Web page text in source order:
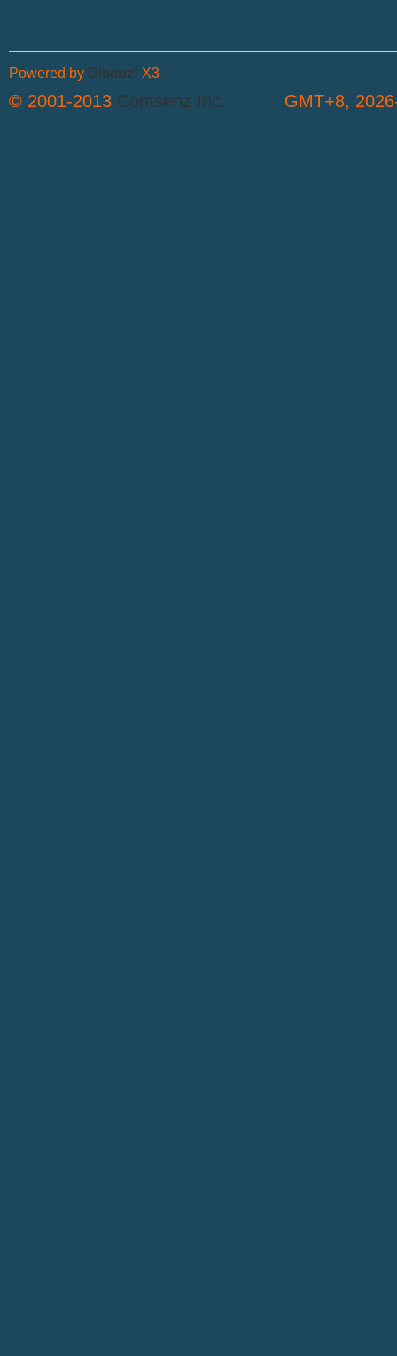
GMT+8,
Powered by Discuz! X3
© 2001-2013 Comsenz Inc.